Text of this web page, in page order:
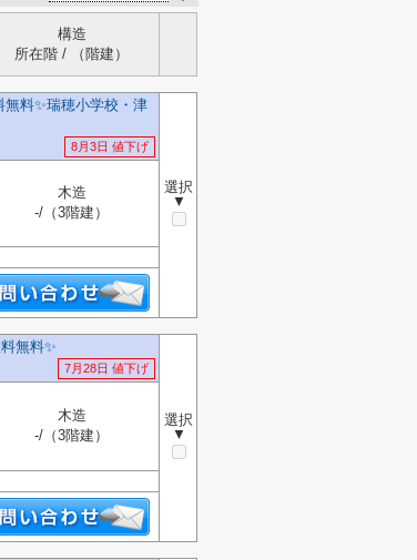
構造
所在階 / （階建）
無料✨️瑞穂小学校・津
8月3日 値下げ
選択
▼
木造
-/（3階建）
無料✨️
7月28日 値下げ
選択
▼
木造
-/（3階建）